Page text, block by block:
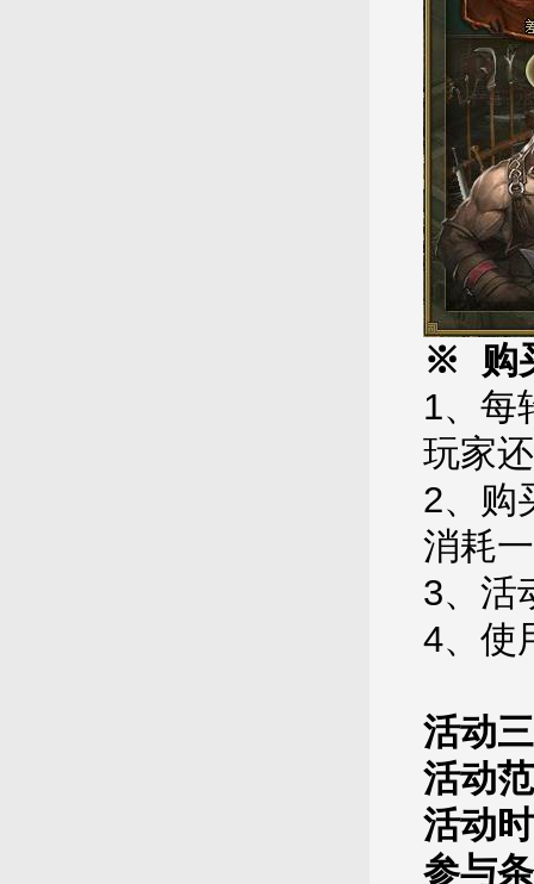
※ 购
1、每
玩家
2、购
消耗
3、活
4、使
活动
活动
活动
参与